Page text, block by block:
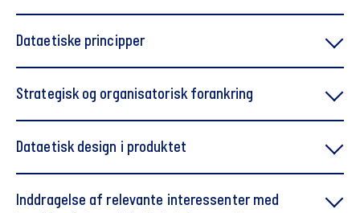
Dataetiske principper
Dataethics.eu
Strategisk og organisatorisk forankring
Dataetisk design i produktet
skal, fx
Inddragelse af relevante interessenter med